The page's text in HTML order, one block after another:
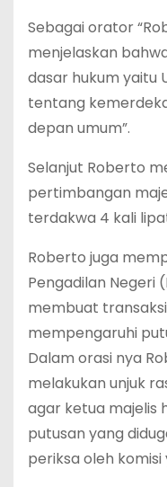
Sebagai orator
menjelaskan
dasar hukum yaitu
tentang
depan umum”.
Selanjut Roberto
pertimbangan
terdakwa 4 kali
Roberto juga
Pengadilan Negeri
membuat
mempengaruhi
Dalam orasi nya
melakukan unjuk
agar ketua majelis
putusan yang
periksa oleh komisi